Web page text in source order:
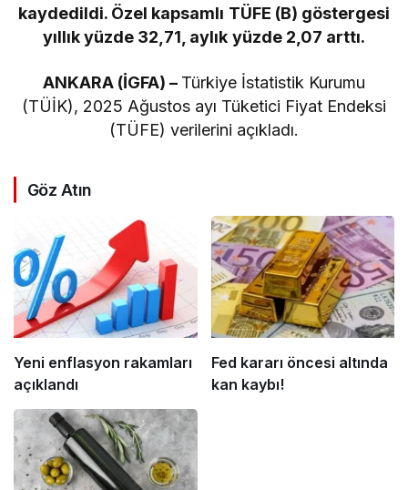
kaydedildi. Özel kapsamlı TÜFE (B) göstergesi
yıllık yüzde 32,71, aylık yüzde 2,07 arttı.
ANKARA (İGFA) – Türkiye İstatistik Kurumu
(TÜİK), 2025 Ağustos ayı Tüketici Fiyat Endeksi
(TÜFE) verilerini açıkladı.
Göz Atın
Yeni enflasyon rakamları
açıklandı
Fed kararı öncesi altında
kan kaybı!